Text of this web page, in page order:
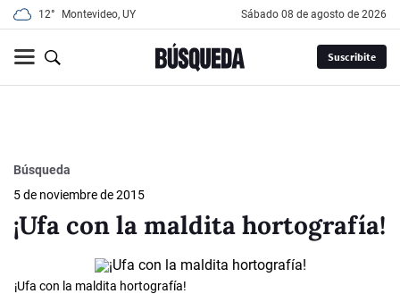
12° Montevideo, UY sábado 08 de agosto de 2026
Suscribite
Búsqueda
5 de noviembre de 2015
¡Ufa con la maldita hortografía!
¡Ufa con la maldita hortografía!